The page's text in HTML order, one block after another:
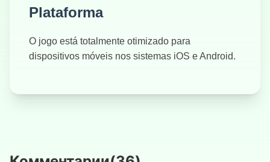
Plataforma
O jogo está totalmente otimizado para
dispositivos móveis nos sistemas iOS e Android.